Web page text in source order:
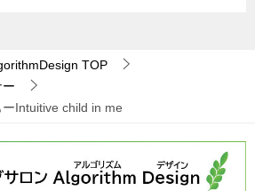
TOP
Intuitive child in me